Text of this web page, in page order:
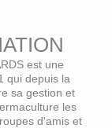
est une
qui depuis la
sa gestion et
les
d'amis et